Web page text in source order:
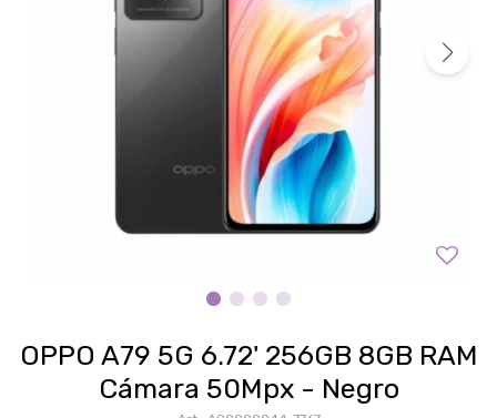
OPPO A79 5G 6.72' 256GB 8GB RAM
Cámara 50Mpx - Negro